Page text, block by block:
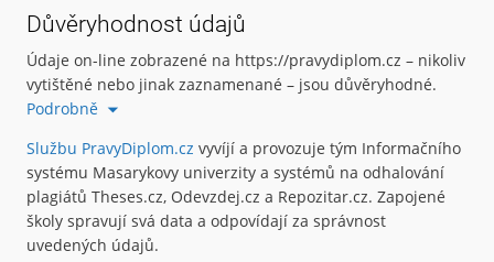
Důvěryhodnost údajů
Údaje on-line zobrazené na https://pravydiplom.cz – nikoliv
vytištěné nebo jinak zaznamenané – jsou důvěryhodné.
Podrobně
Službu PravyDiplom.cz vyvíjí a provozuje tým Informačního
systému Masarykovy univerzity a systémů na odhalování
plagiátů Theses.cz, Odevzdej.cz a Repozitar.cz. Zapojené
školy spravují svá data a odpovídají za správnost
uvedených údajů.